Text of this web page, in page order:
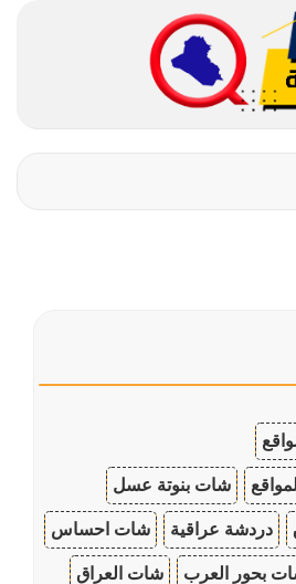
شات بنوتة عسل
دردشة عراقية شات احساس
بحور العرب شات العراق